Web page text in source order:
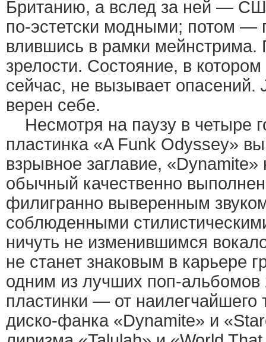
Британию, а вслед за ней —
по-эстетски модными; потом —
влившись в рамки
зрелости. Состояние, в
сейчас, не вызывает опасений.
верен себе.
Несмотря на паузу в четыре
пластинка «A Funk Odyssey»
взрывное заглавие,
обычный качественно
филигранно выверенным
соблюденными
ничуть не изменившимся
не станет знаковым в карьере
одним из лучших поп-альбомов
пластинки — от наилегчайшего
диско-фанка «Dynamite» и